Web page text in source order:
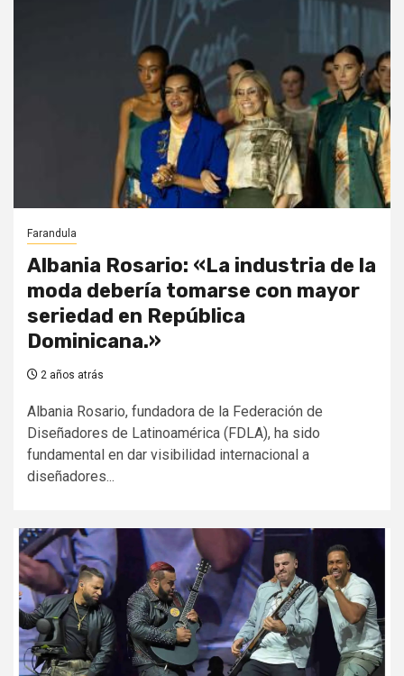
Farandula
Albania Rosario: «La industria de la
moda debería tomarse con mayor
seriedad en República
Dominicana.»
2 años atrás
Albania Rosario, fundadora de la Federación de
Diseñadores de Latinoamérica (FDLA), ha sido
fundamental en dar visibilidad internacional a
diseñadores...